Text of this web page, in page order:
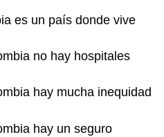
es un país donde vive
no hay hospitales
hay mucha inequidad
hay un seguro